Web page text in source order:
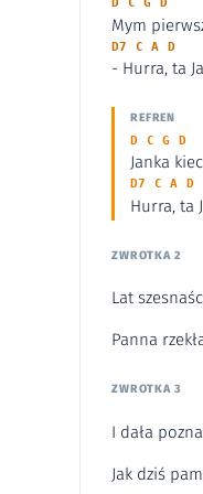
D C G D
Mym
D7 C A D
- Hurra, ta
REFREN
D C G D
Janka
D7 C A D
Hurra, ta
ZWROTKA 2
Lat
Panna
ZWROTKA 3
I dała
Jak dziś